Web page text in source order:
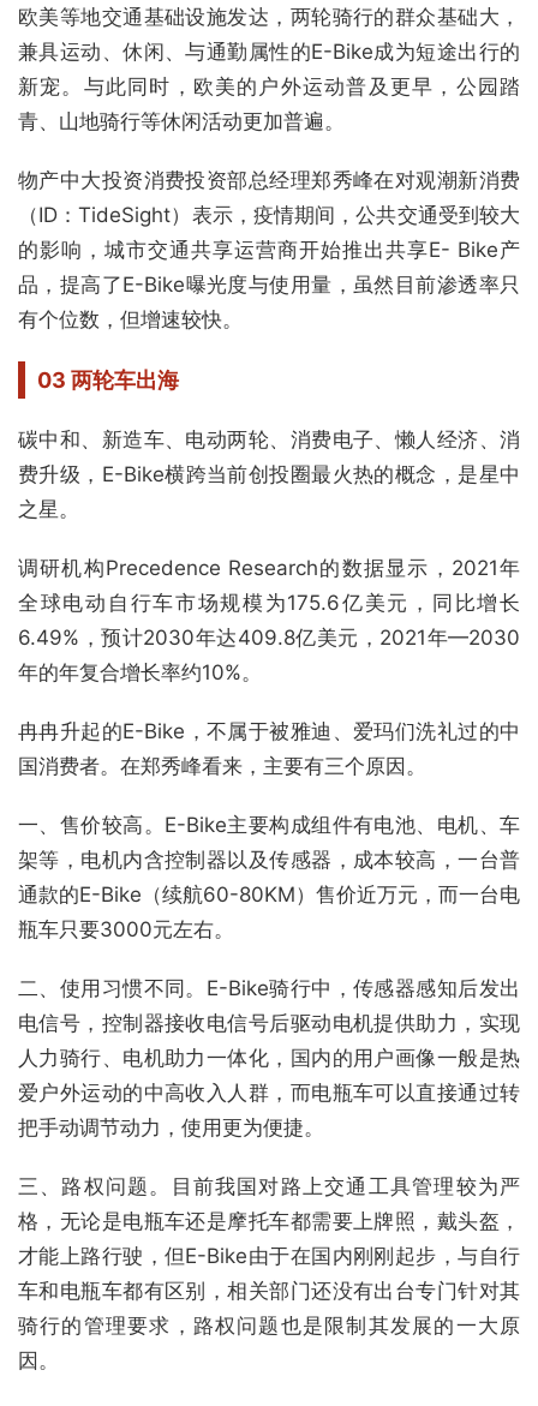
欧美等地交通基础设施发达，两轮骑行的群众基础大，
兼具运动、休闲、与通勤属性的E-Bike成为短途出行的
新宠。与此同时，欧美的户外运动普及更早，公园踏
青、山地骑行等休闲活动更加普遍。
物产中大投资消费投资部总经理郑秀峰在对观潮新消费
（ID：TideSight）表示，疫情期间，公共交通受到较大
的影响，城市交通共享运营商开始推出共享E- Bike产
品，提高了E-Bike曝光度与使用量，虽然目前渗透率只
有个位数，但增速较快。
03 两轮车出海
碳中和、新造车、电动两轮、消费电子、懒人经济、消
费升级，E-Bike横跨当前创投圈最火热的概念，是星中
之星。
调研机构Precedence Research的数据显示，2021年
全球电动自行车市场规模为175.6亿美元，同比增长
6.49%，预计2030年达409.8亿美元，2021年—2030
年的年复合增长率约10%。
冉冉升起的E-Bike，不属于被雅迪、爱玛们洗礼过的中
国消费者。在郑秀峰看来，主要有三个原因。
一、售价较高。E-Bike主要构成组件有电池、电机、车
架等，电机内含控制器以及传感器，成本较高，一台普
通款的E-Bike（续航60-80KM）售价近万元，而一台电
瓶车只要3000元左右。
二、使用习惯不同。E-Bike骑行中，传感器感知后发出
电信号，控制器接收电信号后驱动电机提供助力，实现
人力骑行、电机助力一体化，国内的用户画像一般是热
爱户外运动的中高收入人群，而电瓶车可以直接通过转
把手动调节动力，使用更为便捷。
三、路权问题。目前我国对路上交通工具管理较为严
格，无论是电瓶车还是摩托车都需要上牌照，戴头盔，
才能上路行驶，但E-Bike由于在国内刚刚起步，与自行
车和电瓶车都有区别，相关部门还没有出台专门针对其
骑行的管理要求，路权问题也是限制其发展的一大原
因。